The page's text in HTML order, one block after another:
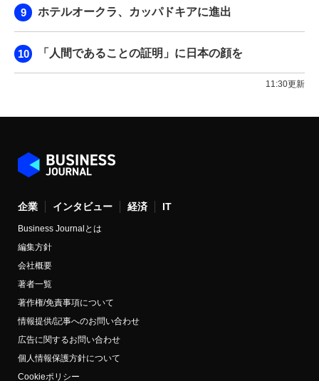
ホテルオークラ、カッパドキアに進出
「人間であることの証明」に日本の顔を
11:30更新
企業 インタビュー 経済 IT
Business Journalとは
編集方針
会社概要
著者一覧
著作権/免責事項について
情報提供/記事へのお問い合わせ
広告に関するお問い合わせ
個人情報保護方針について
Cookieポリシー